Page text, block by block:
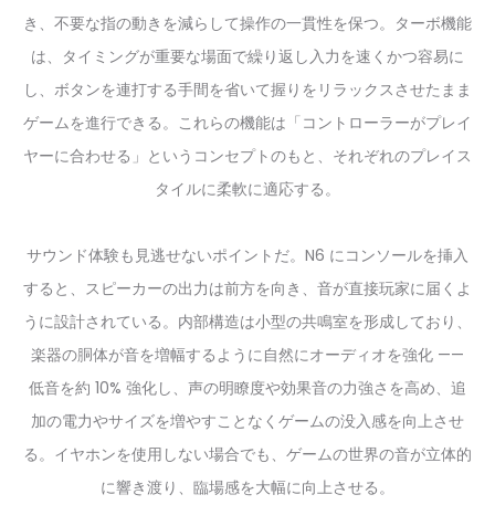
き、不要な指の動きを減らして操作の一貫性を保つ。ターボ機能
は、タイミングが重要な場面で繰り返し入力を速くかつ容易に
し、ボタンを連打する手間を省いて握りをリラックスさせたまま
ゲームを進行できる。これらの機能は「コントローラーがプレイ
ヤーに合わせる」というコンセプトのもと、それぞれのプレイス
タイルに柔軟に適応する。
サウンド体験も見逃せないポイントだ。N6 にコンソールを挿入
すると、スピーカーの出力は前方を向き、音が直接玩家に届くよ
うに設計されている。内部構造は小型の共鳴室を形成しており、
楽器の胴体が音を増幅するように自然にオーディオを強化 ——
低音を約 10% 強化し、声の明瞭度や効果音の力強さを高め、追
加の電力やサイズを増やすことなくゲームの没入感を向上させ
る。イヤホンを使用しない場合でも、ゲームの世界の音が立体的
に響き渡り、臨場感を大幅に向上させる。